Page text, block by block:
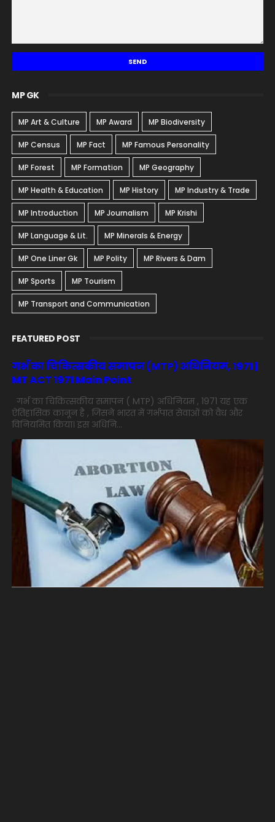
MP GK
MP Art & Culture MP Award MP Biodiversity
MP Census MP Fact MP Famous Personality
MP Forest MP Formation MP Geography
MP Health & Education MP History MP Industry & Trade
MP Introduction MP Journalism MP Krishi
MP Language & Lit. MP Minerals & Energy
MP One Liner Gk MP Polity MP Rivers & Dam
MP Sports MP Tourism
MP Transport and Communication
FEATURED POST
गर्भ का चिकित्सकीय समापन (MTP) अधिनियम, 1971 |
MT ACT 1971 Main Point
गर्भ का चिकित्सकीय समापन ( MTP) अधिनियम , 1971 यह एक
ऐतिहासिक कानून है , जिसने भारत में गर्भपात सेवाओं को वैध और
विनियमित किया। इस अधिनि...